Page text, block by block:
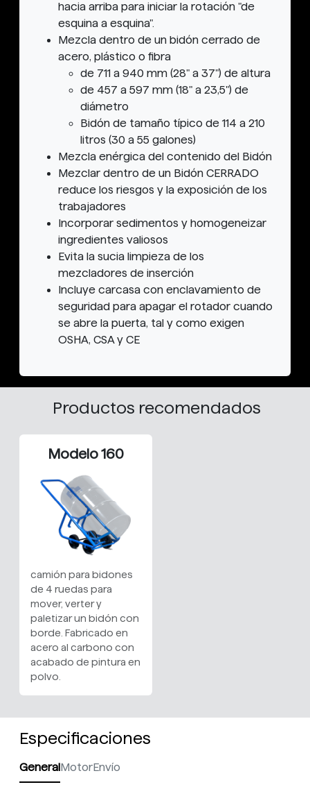
hacia arriba para iniciar la rotación "de
esquina a esquina".
Mezcla dentro de un bidón cerrado de
acero, plástico o fibra
de 711 a 940 mm (28" a 37") de altura
de 457 a 597 mm (18" a 23,5") de
diámetro
Bidón de tamaño típico de 114 a 210
litros (30 a 55 galones)
Mezcla enérgica del contenido del Bidón
Mezclar dentro de un Bidón CERRADO
reduce los riesgos y la exposición de los
trabajadores
Incorporar sedimentos y homogeneizar
ingredientes valiosos
Evita la sucia limpieza de los
mezcladores de inserción
Incluye carcasa con enclavamiento de
seguridad para apagar el rotador cuando
se abre la puerta, tal y como exigen
OSHA, CSA y CE
Productos recomendados
Modelo 160
camión para bidones
de 4 ruedas para
mover, verter y
paletizar un bidón con
borde. Fabricado en
acero al carbono con
acabado de pintura en
polvo.
Especificaciones
GeneralMotorEnvío